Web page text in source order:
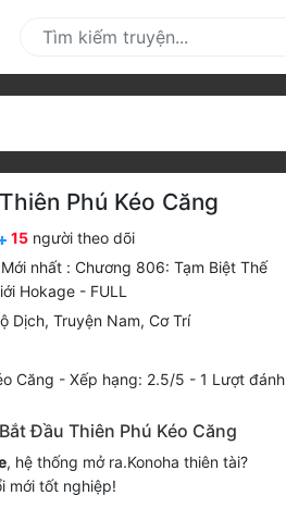
Phú Kéo Căng
15 người theo dõi
Mới nhất :Chương 806: Tạm Biệt Thế
Hokage - FULL
Dịch, Truyện Nam, Cơ Trí
Căng - Xếp hạng: 2.5/5 - 1 Lượt đánh
Đầu Thiên Phú Kéo Căng
, hệ thống mở ra.Konoha thiên tài?
mới tốt nghiệp!